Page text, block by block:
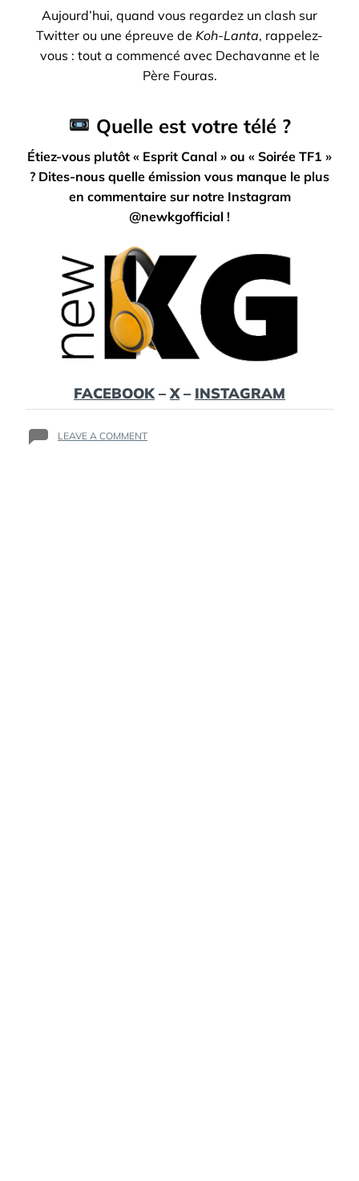
Aujourd’hui, quand vous regardez un clash sur
Twitter ou une épreuve de Koh-Lanta, rappelez-
vous : tout a commencé avec Dechavanne et le
Père Fouras.
Quelle est votre télé ?
Étiez-vous plutôt « Esprit Canal » ou « Soirée TF1 »
? Dites-nous quelle émission vous manque le plus
en commentaire sur notre Instagram
@newkgofficial !
FACEBOOK–X– INSTAGRAM
LEAVE A COMMENTON